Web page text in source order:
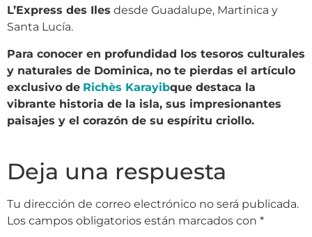
L’Express des Iles desde Guadalupe, Martinica y
Santa Lucía.
Para conocer en profundidad los tesoros culturales
y naturales de Dominica, no te pierdas el artículo
exclusivo de Richès Karayibque destaca la
vibrante historia de la isla, sus impresionantes
paisajes y el corazón de su espíritu criollo.
Deja una respuesta
Tu dirección de correo electrónico no será publicada.
Los campos obligatorios están marcados con *